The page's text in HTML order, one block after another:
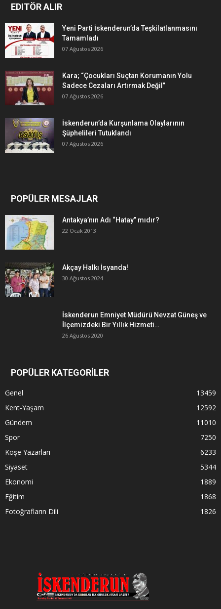
EDITÖR ALIR
Yeni Parti İskenderun’da Teşkilatlanmasını
Tamamladı
07 Ağustos 2026
Kara; “Çocukları Suçtan Korumanın Yolu
Sadece Cezaları Artırmak Değil”
07 Ağustos 2026
İskenderun’da Kurşunlama Olaylarının
Şüphelileri Tutuklandı
07 Ağustos 2026
POPÜLER MESAJLAR
Antakya’nın Adı “Hatay” mıdır?
22 Ocak 2013
Akçay Halkı İsyanda!
30 Ağustos 2024
İskenderun Emniyet Müdürü Nevzat Güneş ve
İlçemizdeki Bir Yıllık Hizmeti…
26 Ağustos 2020
POPÜLER KATEGORİLER
Genel
13459
Kent-Yaşam
12592
Gündem
11010
Spor
7250
Köşe Yazarları
6233
Siyaset
5344
Ekonomi
1889
Eğitim
1868
Fotoğrafların Dili
1826